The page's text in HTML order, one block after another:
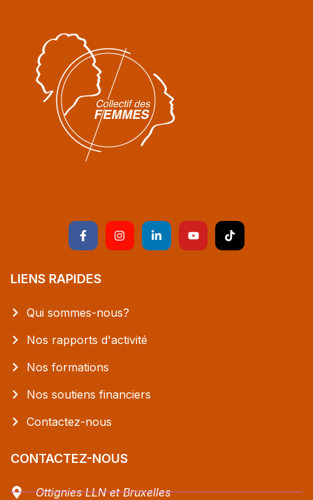
LIENS RAPIDES
Qui sommes-nous?
Nos rapports d'activité
Nos formations
Nos soutiens financiers
Contactez-nous
CONTACTEZ-NOUS
Ottignies LLN et Bruxelles